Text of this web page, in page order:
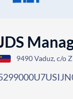
9490 Vaduz, c/o